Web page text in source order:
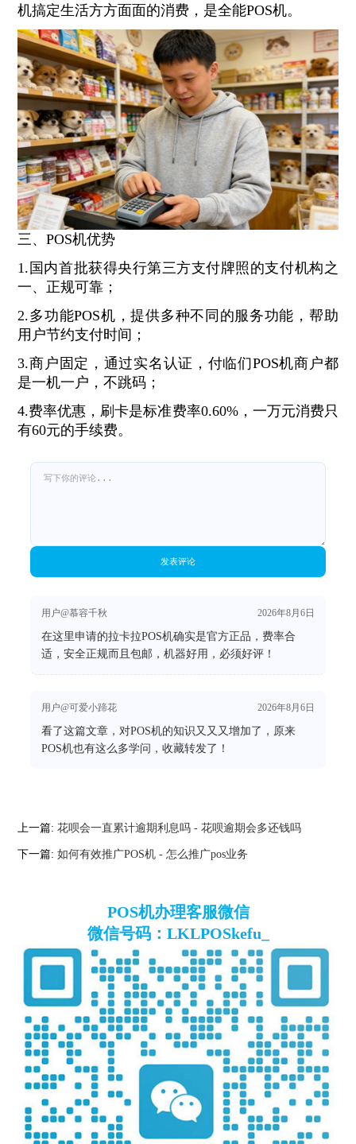
机搞定生活方方面面的消费，是全能POS机。
三、POS机优势
1.国内首批获得央行第三方支付牌照的支付机构之
一、正规可靠；
2.多功能POS机，提供多种不同的服务功能，帮助
用户节约支付时间；
3.商户固定，通过实名认证，付临们POS机商户都
是一机一户，不跳码；
4.费率优惠，刷卡是标准费率0.60%，一万元消费只
有60元的手续费。
发表评论
用户@慕容千秋 2026年8月6日
在这里申请的拉卡拉POS机确实是官方正品，费率合
适，安全正规而且包邮，机器好用，必须好评！
用户@可爱小蹄花 2026年8月6日
看了这篇文章，对POS机的知识又又又增加了，原来
POS机也有这么多学问，收藏转发了！
上一篇:花呗会一直累计逾期利息吗 - 花呗逾期会多还钱吗
下一篇:如何有效推广POS机 - 怎么推广pos业务
POS机办理客服微信
微信号码：LKLPOSkefu_